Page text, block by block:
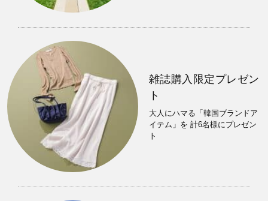
雑誌購入限定プレゼン
ト
大人にハマる「韓国ブランドア
イテム」を 計6名様にプレゼン
ト